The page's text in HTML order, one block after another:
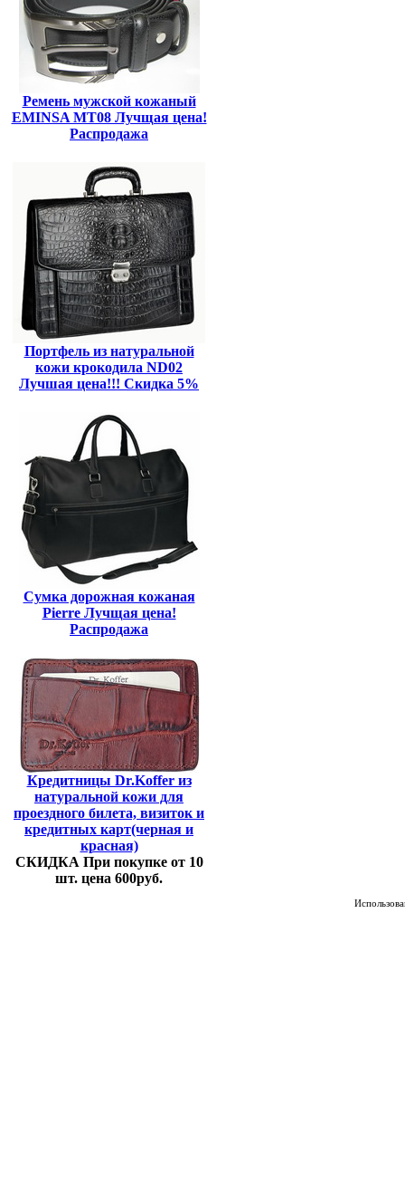
Ремень мужской кожаный
EMINSA MT08 Лучщая цена!
Распродажа
Портфель из натуральной
кожи крокодила ND02
Лучшая цена!!! Скидка 5%
Сумка дорожная кожаная
Pierre Лучщая цена!
Распродажа
Кредитницы Dr.Koffer из
натуральной кожи для
проездного билета, визиток и
кредитных карт(черная и
красная)
СКИДКА При покупке от 10
шт. цена 600руб.